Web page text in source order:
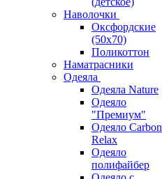
Наволочки
Оксфордские
(50х70)
Поликоттон
Наматрасники
Одеяла
Одеяла Nature
Одеяло
"Премиум"
Одеяло Carbon
Relax
Одеяло
полифайбер